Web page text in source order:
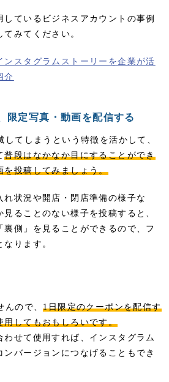
ているビジネスアカウントの事例
みてください。
ンスタグラムストーリーを企業が活
介
限定写真・動画を配信する
してしまうという特徴を活かして、
普段はなかなか目にすることができ
を投稿してみましょう。
れ状況や開店・閉店準備の様子な
ることのない様子を投稿すると、
裏側」を見ることができるので、フ
ります。
んので、1日限定のクーポンを配信す
用してもおもしろいです。
わせて使用すれば、インスタグラム
バージョンにつなげることもでき